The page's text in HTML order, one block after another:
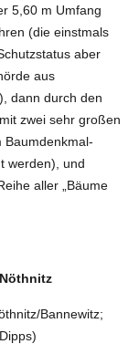
5,60 m Umfang
(die einstmals
aber
aus
dann durch den
zwei sehr großen
Baumdenkmal-
werden), und
aller „Bäume
Bannewitz;